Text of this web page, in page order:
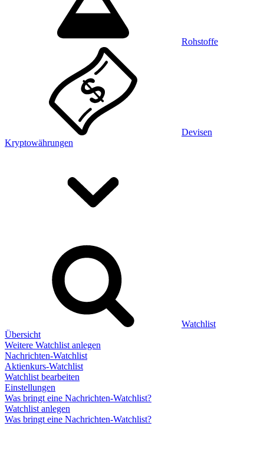
Rohstoffe
Devisen
Kryptowährungen
Watchlist
Übersicht
Weitere Watchlist anlegen
Nachrichten-Watchlist
Aktienkurs-Watchlist
Watchlist bearbeiten
Einstellungen
Was bringt eine Nachrichten-Watchlist?
Watchlist anlegen
Was bringt eine Nachrichten-Watchlist?